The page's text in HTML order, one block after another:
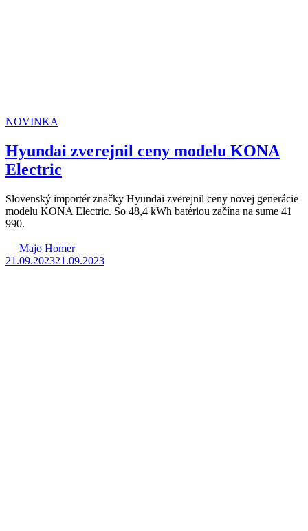
NOVINKA
Hyundai zverejnil ceny modelu KONA
Electric
Slovenský importér značky Hyundai zverejnil ceny novej generácie
modelu KONA Electric. So 48,4 kWh batériou začína na sume 41
990.
Majo Homer
21.09.202321.09.2023